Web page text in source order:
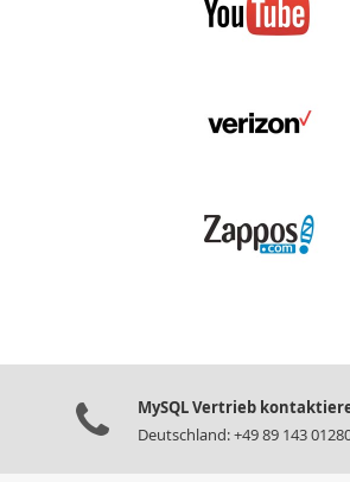
MySQL Vertrieb
Deutschland: +49 89 143